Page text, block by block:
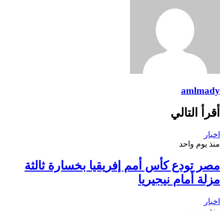
amlmady
أقرأ التالي
اخبار
منذ يوم واحد
مصر تودع كأس أمم إفريقيا بخسارة ثالثة
مزلة أمام نيجيريا
اخبار